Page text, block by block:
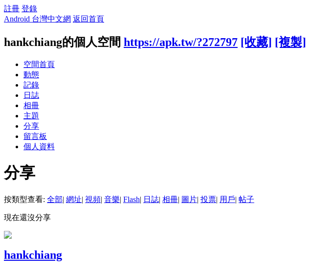
註冊 登錄
Android 台灣中文網 返回首頁
hankchiang的個人空間 https://apk.tw/?272797 [收藏] [複製]
空間首頁
動態
記錄
日誌
相冊
主題
分享
留言板
個人資料
分享
按類型查看: 全部| 網址| 視頻| 音樂| Flash| 日誌| 相冊| 圖片| 投票| 用戶| 帖子
現在還沒分享
hankchiang